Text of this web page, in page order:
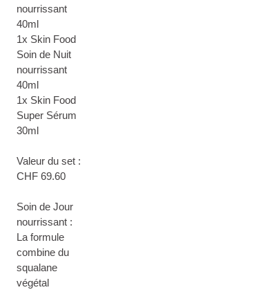
nourrissant
40ml
1x Skin Food
Soin de Nuit
nourrissant
40ml
1x Skin Food
Super Sérum
30ml
Valeur du set :
CHF 69.60
Soin de Jour
nourrissant :
La formule
combine du
squalane
végétal